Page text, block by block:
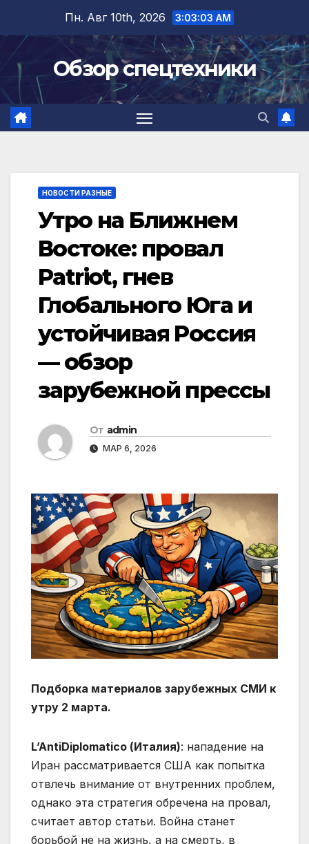
содержимому
Пн. Авг 10th, 2026 3:03:03 AM
Обзор спецтехники
НОВОСТИ РАЗНЫЕ
Утро на Ближнем
Востоке: провал
Patriot, гнев
Глобального Юга и
устойчивая Россия
— обзор
зарубежной прессы
От admin
МАР 6, 2026
Подборка материалов зарубежных СМИ к
утру 2 марта.
L’AntiDiplomatico (Италия): нападение на
Иран рассматривается США как попытка
отвлечь внимание от внутренних проблем,
однако эта стратегия обречена на провал,
считает автор статьи. Война станет
борьбой не на жизнь, а на смерть, в